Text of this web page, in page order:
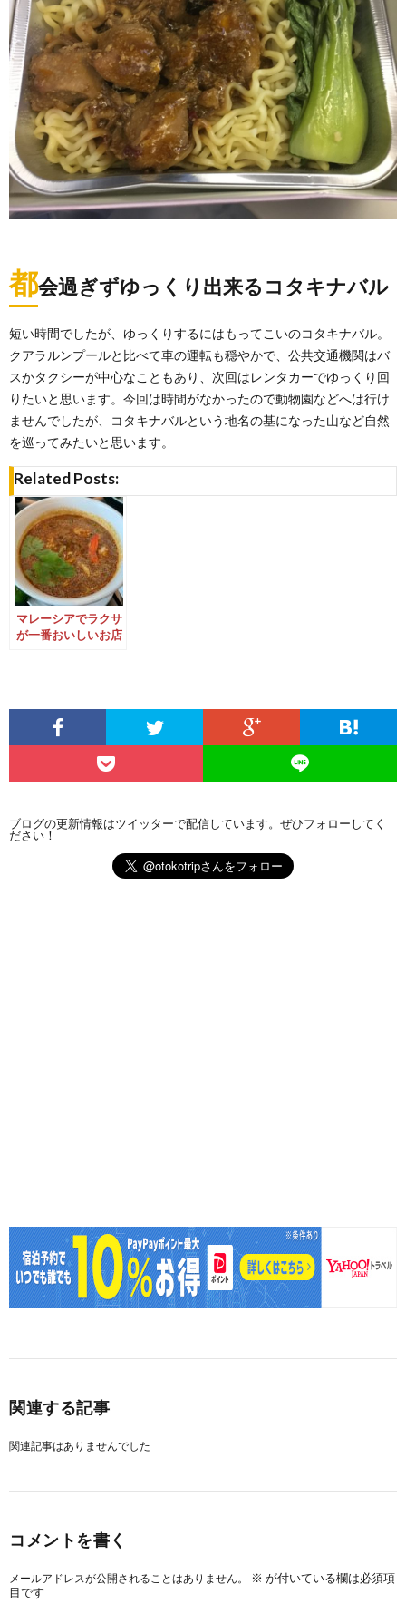
都会過ぎずゆっくり出来るコタキナバル
短い時間でしたが、ゆっくりするにはもってこいのコタキナバル。
クアラルンプールと比べて車の運転も穏やかで、公共交通機関はバ
スかタクシーが中心なこともあり、次回はレンタカーでゆっくり回
りたいと思います。今回は時間がなかったので動物園などへは行け
ませんでしたが、コタキナバルという地名の基になった山など自然
を巡ってみたいと思います。
Related Posts:
マレーシアでラクサ
が一番おいしいお店
ブログの更新情報はツイッターで配信しています。ぜひフォローしてく
ださい！
関連する記事
関連記事はありませんでした
コメントを書く
メールアドレスが公開されることはありません。 ※ が付いている欄は必須項
目です